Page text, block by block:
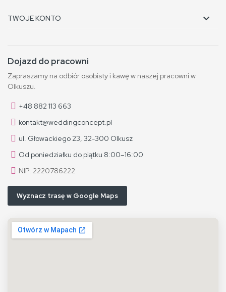
TWOJE KONTO 
Dojazd do pracowni
Zapraszamy na odbiór osobisty i kawę w naszej pracowni w
Olkuszu.
+48 882 113 663
kontakt@weddingconcept.pl
ul. Głowackiego 23, 32-300 Olkusz
Od poniedziałku do piątku 8:00–16:00
NIP: 2220786222
Wyznacz trasę w Google Maps